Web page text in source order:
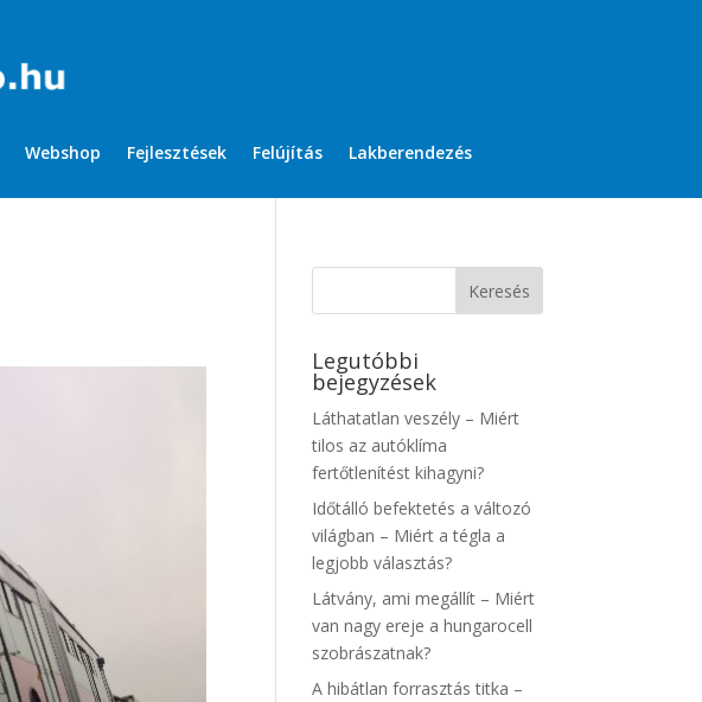
Webshop Fejlesztések Felújítás Lakberendezés
Legutóbbi
bejegyzések
Láthatatlan veszély – Miért
tilos az autóklíma
fertőtlenítést kihagyni?
Időtálló befektetés a változó
világban – Miért a tégla a
legjobb választás?
Látvány, ami megállít – Miért
van nagy ereje a hungarocell
szobrászatnak?
A hibátlan forrasztás titka –